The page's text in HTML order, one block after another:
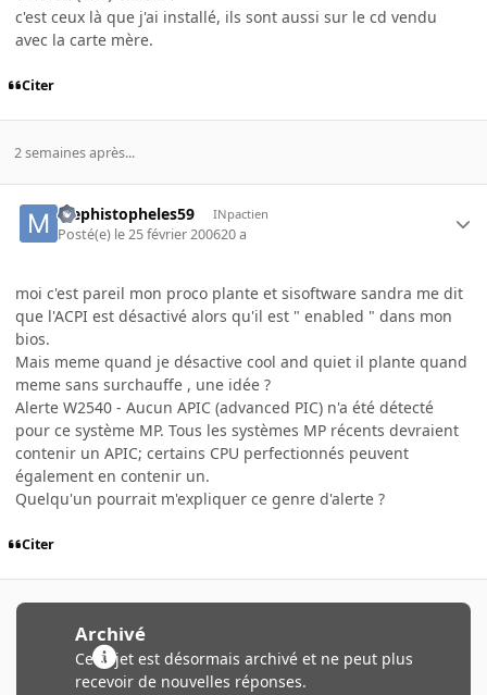
c'est ceux là que j'ai installé, ils sont aussi sur le cd vendu
avec la carte mère.
Citer
2 semaines après...
Mephistopheles59 INpactien
Posté(e) le 25 février 200620 a
moi c'est pareil mon proco plante et sisoftware sandra me dit
que l'ACPI est désactivé alors qu'il est " enabled " dans mon
bios.
Mais meme quand je désactive cool and quiet il plante quand
meme sans surchauffe , une idée ?
Alerte W2540 - Aucun APIC (advanced PIC) n'a été détecté
pour ce système MP. Tous les systèmes MP récents devraient
contenir un APIC; certains CPU perfectionnés peuvent
également en contenir un.
Quelqu'un pourrait m'expliquer ce genre d'alerte ?
Citer
Archivé
Ce sujet est désormais archivé et ne peut plus
recevoir de nouvelles réponses.